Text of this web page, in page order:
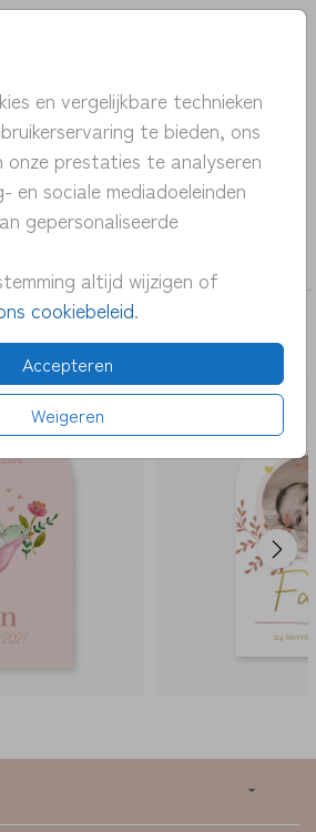
en vergelijkbare technieken
te bieden, ons
onze prestaties te analyseren
en sociale mediadoeleinden
gepersonaliseerde
altijd wijzigen of
cookiebeleid.
Accepteren
Weigeren
jongen met muis en een
JE MISSCHIEN OOK